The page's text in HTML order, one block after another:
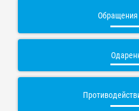
Обращения